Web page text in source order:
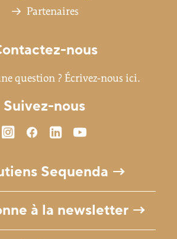
Partenaires
nous
question ? Écrivez-nous ici.
Suivez-nous
Sequenda →
à la newsletter →